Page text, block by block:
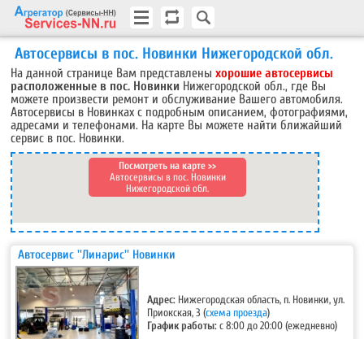
Автосервисы в пос. Новинки Нижегородской обл.
На данной странице Вам представленыхорошие автосервисы
расположенные в пос. Новинки Нижегородской обл., где Вы
можете произвести ремонт и обслуживание Вашего автомобиля.
Автосервисы в Новинкахс подробным описанием, фотографиями,
адресами и телефонами. На карте Вы можете найти ближайший
сервис в пос. Новинки.
Посмотреть на карте >>
Автосервисы в пос. Новинки
Нижегородской обл.
Автосервис ''Линарис'' Новинки
Адрес: Нижегородская область, п. Новинки, ул.
Приокская, 3 (схема проезда)
График работы:с 8:00 до 20:00 (ежедневно)